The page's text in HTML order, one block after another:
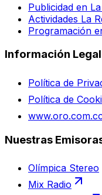
Publicidad en
Actividades La
Programación
Información Legal
Política de
Política de
Nuestras
Olímpica Stereo
Mix Radio